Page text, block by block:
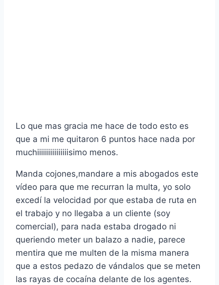
Lo que mas gracia me hace de todo esto es
que a mi me quitaron 6 puntos hace nada por
muchiiiiiiiiiiiiiiiisimo menos.
Manda cojones,mandare a mis abogados este
ví­deo para que me recurran la multa, yo solo
excedí­ la velocidad por que estaba de ruta en
el trabajo y no llegaba a un cliente (soy
comercial), para nada estaba drogado ni
queriendo meter un balazo a nadie, parece
mentira que me multen de la misma manera
que a estos pedazo de vándalos que se meten
las rayas de cocaí­na delante de los agentes.